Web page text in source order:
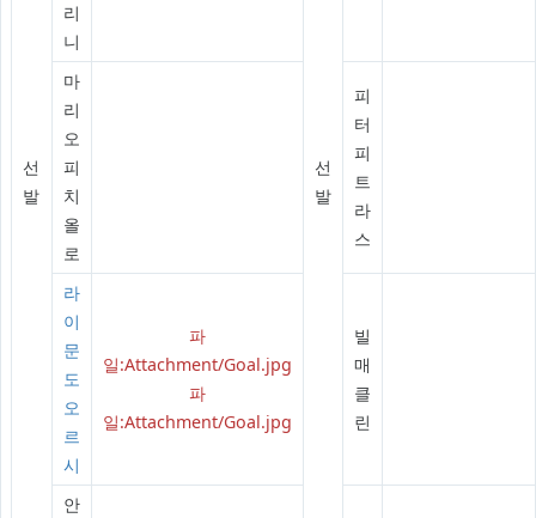
선
발
선
발
리
니
마
리
오
피
치
올
로
피
터
피
트
라
스
라
이
문
도
오
르
시
파
일:Attachment/Goal.jpg
파
일:Attachment/Goal.jpg
빌
매
클
린
안